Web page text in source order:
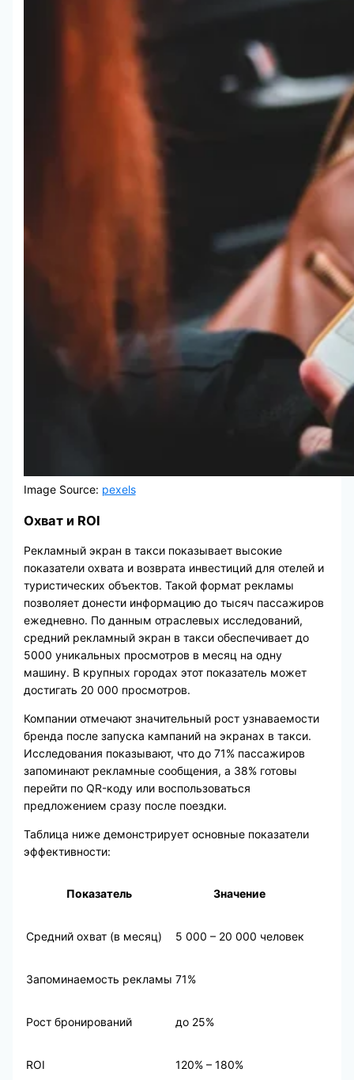
Image Source: pexels
Охват и ROI
Рекламный экран в такси показывает высокие
показатели охвата и возврата инвестиций для отелей и
туристических объектов. Такой формат рекламы
позволяет донести информацию до тысяч пассажиров
ежедневно. По данным отраслевых исследований,
средний рекламный экран в такси обеспечивает до
5000 уникальных просмотров в месяц на одну
машину. В крупных городах этот показатель может
достигать 20 000 просмотров.
Компании отмечают значительный рост узнаваемости
бренда после запуска кампаний на экранах в такси.
Исследования показывают, что до 71% пассажиров
запоминают рекламные сообщения, а 38% готовы
перейти по QR-коду или воспользоваться
предложением сразу после поездки.
Таблица ниже демонстрирует основные показатели
эффективности:
Показатель Значение
Средний охват (в месяц) 5 000 – 20 000 человек
Запоминаемость рекламы 71%
Рост бронирований до 25%
ROI 120% – 180%